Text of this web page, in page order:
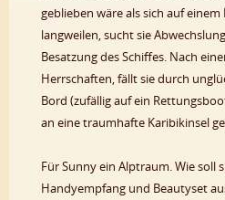
geblieben wäre als sich auf
langweilen, sucht sie
Besatzung des Schiffes. Nach
Herrschaften, fällt sie durch
Bord (zufällig auf ein
an eine traumhafte Karibikinsel
Für Sunny ein Alptraum. Wie soll
Handyempfang und Beautyset